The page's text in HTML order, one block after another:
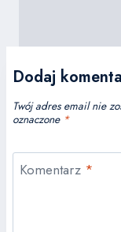
Dodaj
Twój adres email nie
oznaczone *
Komentarz *